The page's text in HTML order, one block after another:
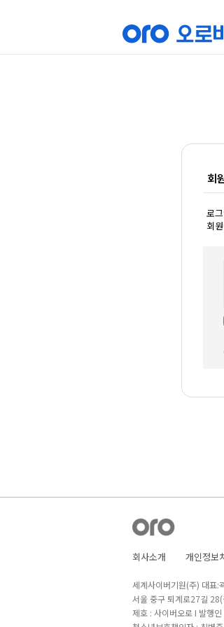
회
로
회
회사소개 개인정보
세계사이버기원(주) 대표
서울 중구 퇴계로27길
제호 : 사이버오로 I 발행